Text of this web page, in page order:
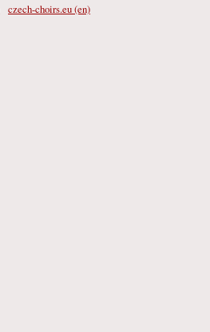
czech-choirs.eu (en)